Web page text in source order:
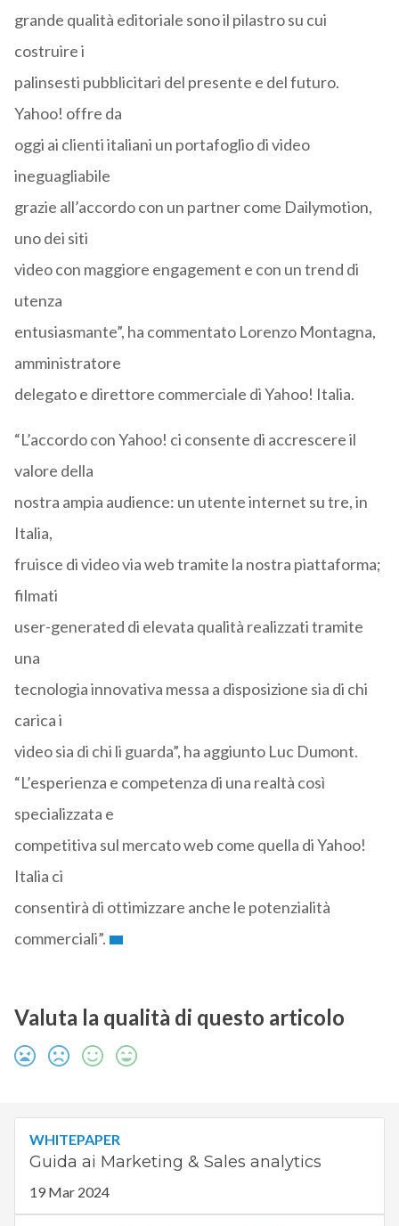
grande qualità editoriale sono il pilastro su cui
costruire i
palinsesti pubblicitari del presente e del futuro.
Yahoo! offre da
oggi ai clienti italiani un portafoglio di video
ineguagliabile
grazie all’accordo con un partner come Dailymotion,
uno dei siti
video con maggiore engagement e con un trend di
utenza
entusiasmante”, ha commentato Lorenzo Montagna,
amministratore
delegato e direttore commerciale di Yahoo! Italia.
“L’accordo con Yahoo! ci consente di accrescere il
valore della
nostra ampia audience: un utente internet su tre, in
Italia,
fruisce di video via web tramite la nostra piattaforma;
filmati
user-generated di elevata qualità realizzati tramite
una
tecnologia innovativa messa a disposizione sia di chi
carica i
video sia di chi li guarda”, ha aggiunto Luc Dumont.
“L’esperienza e competenza di una realtà così
specializzata e
competitiva sul mercato web come quella di Yahoo!
Italia ci
consentirà di ottimizzare anche le potenzialità
commerciali”.
Valuta la qualità di questo articolo
WHITEPAPER
Guida ai Marketing & Sales analytics
19 Mar 2024